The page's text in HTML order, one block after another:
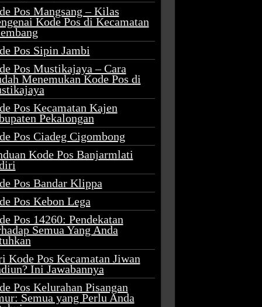
Pos Mangsang – Kilas
Kode Pos di Kecamatan
Pos Sipin Jambi
Pos Mustikajaya – Cara
Menemukan Kode Pos di
Pos Kecamatan Kajen
Pekalongan
Pos Ciadeg Cigombong
Kode Pos Banjarmlati
Pos Bandar Klippa
Pos Kebon Lega
Pos 14260: Pendekatan
Semua Yang Anda
Kode Pos Kecamatan Jiwan
Ini Jawabannya
Pos Kelurahan Pisangan
Semua yang Perlu Anda